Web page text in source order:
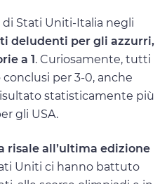
Stati Uniti-Italia negli
deludenti per gli azzurri,
a 1. Curiosamente, tutti
per 3-0, anche
statisticamente più
gli USA.
risale all’ultima edizione
Uniti ci hanno battuto